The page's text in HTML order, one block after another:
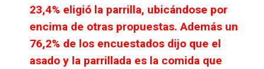
23,4% eligió la parrilla, ubicándose por
encima de otras propuestas. Además un
76,2% de los encuestados dijo que el
asado y la parrillada es la comida que